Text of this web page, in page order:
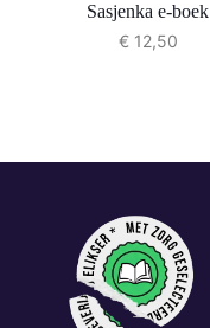
Sasjenka e-boek
€12,50